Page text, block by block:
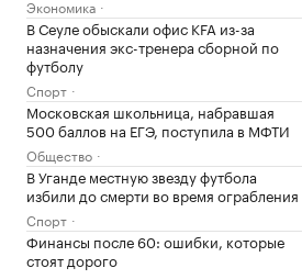
Экономика
В Сеуле обыскали офис KFA из-за
назначения экс-тренера сборной по
футболу
Спорт
Московская школьница, набравшая
500 баллов на ЕГЭ, поступила в МФТИ
Общество
В Уганде местную звезду футбола
избили до смерти во время ограбления
Спорт
Финансы после 60: ошибки, которые
стоят дорого